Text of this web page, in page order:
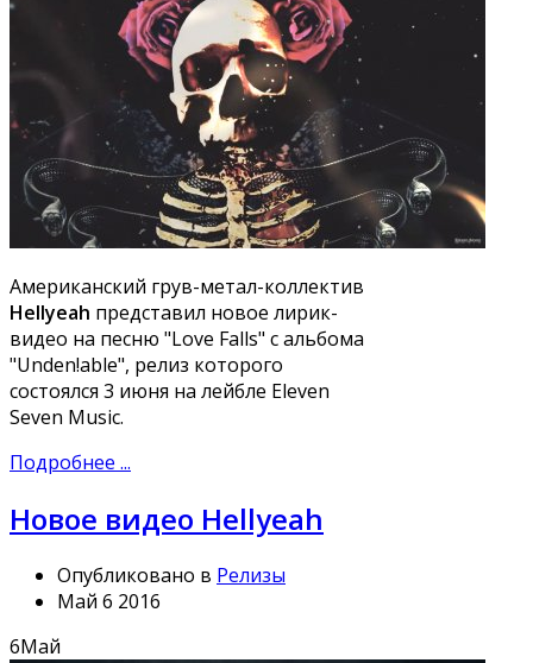
Американский грув-метал-коллектив
Hellyeah представил новое лирик-
видео на песню "Love Falls" с альбома
"Unden!able", релиз которого
состоялся 3 июня на лейбле Eleven
Seven Music.
Подробнее ...
Новое видео Hellyeah
Опубликовано в Релизы
Май 6 2016
6Май